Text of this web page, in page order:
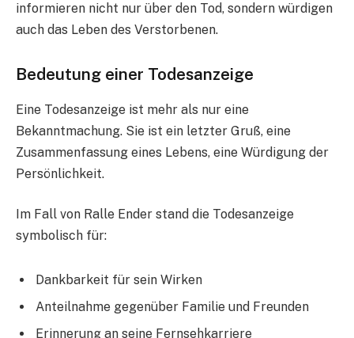
informieren nicht nur über den Tod, sondern würdigen
auch das Leben des Verstorbenen.
Bedeutung einer Todesanzeige
Eine Todesanzeige ist mehr als nur eine
Bekanntmachung. Sie ist ein letzter Gruß, eine
Zusammenfassung eines Lebens, eine Würdigung der
Persönlichkeit.
Im Fall von Ralle Ender stand die Todesanzeige
symbolisch für:
Dankbarkeit für sein Wirken
Anteilnahme gegenüber Familie und Freunden
Erinnerung an seine Fernsehkarriere